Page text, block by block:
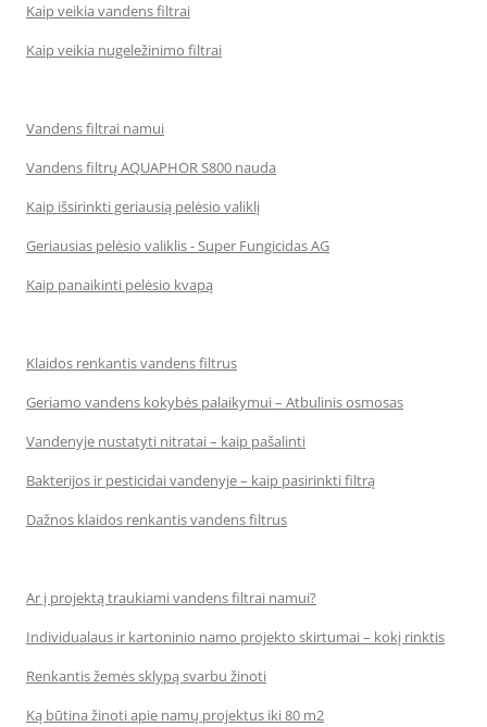
Kaip veikia vandens filtrai
Kaip veikia nugeležinimo filtrai
Vandens filtrai namui
Vandens filtrų AQUAPHOR S800 nauda
Kaip išsirinkti geriausią pelėsio valiklį
Geriausias pelėsio valiklis - Super Fungicidas AG
Kaip panaikinti pelėsio kvapą
Klaidos renkantis vandens filtrus
Geriamo vandens kokybės palaikymui – Atbulinis osmosas
Vandenyje nustatyti nitratai – kaip pašalinti
Bakterijos ir pesticidai vandenyje – kaip pasirinkti filtrą
Dažnos klaidos renkantis vandens filtrus
Ar į projektą traukiami vandens filtrai namui?
Individualaus ir kartoninio namo projekto skirtumai – kokį rinktis
Renkantis žemės sklypą svarbu žinoti
Ką būtina žinoti apie namų projektus iki 80 m2